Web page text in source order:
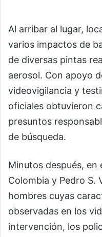
Al arribar al lugar,
varios impactos de
de diversas pintas
aerosol. Con apoyo
videovigilancia y
oficiales obtuvieron
presuntos
de búsqueda.
Minutos después, en
Colombia y Pedro S.
hombres cuyas
observadas en los
intervención, los